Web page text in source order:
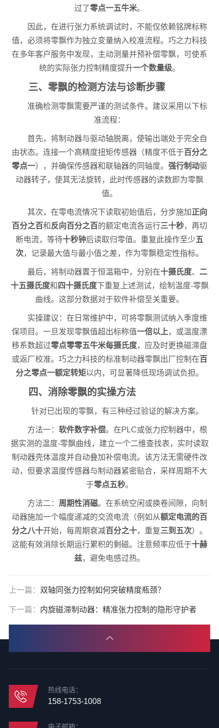
过了零点一五牛米。
因此，在进行张力系统调试时，不能仅依赖铭牌标称
值，必须将零飘作为独立变量纳入校准流程。巧之力科技
在多年客户服务中发现，主动测量并预补偿零飘，可使系
统的实际张力控制精度提升一个数量级。
三、零飘的检测方法与诊断步骤
准确检测零飘需要严谨的测试条件。建议采用以下标
准流程：
首先，将制动器与驱动轴脱离，使输出端处于完全自
由状态。连接一个高精度扭矩传感器（精度不低于百分之
零点一），并确保传感器和联轴器的同轴度。 强行制动驱
动器转子，使其无法旋转，此时传感器的读数即为零飘
值。
其次，在零电流情况下读取初始值后，分步施加正向
百分之百和反向百分之百的额定电流各运行三十秒，再切
断电流，等待十秒钟后读取归零值。重复此操作至少五
次，记录最大值与最小值之差，作为零飘稳定性指标。
最后，将制动器置于恒温箱中，分别在十摄氏度、 二
十五摄氏度和 四十摄氏度下重复上述测试，绘制温度-零飘
曲线。这部分数据对于软件补偿至关重要。
实操建议：在日常维护中，可将零飘测试纳入季度维
保项目。一旦发现零飘值超出标称值一倍以上 ，或温度漂
移系数超过零点零零五牛米每摄氏度，应及时更换磁滞盘
或返厂校准。巧之力科技的标准制动器零飘出厂控制在百
分之零点一额定转矩以内，可显著降低现场调试负担。
四、消除零飘的实操方法
针对已出现的零飘，有三种经过验证的解决方案。
方法一： 软件数字补偿。在PLC或张力控制器中，根
据实测的温度-零飘曲线，建立一个二维查找表，实时读取
制动器壳体温度并自动叠加补偿电流。该方法无需硬件改
动，但要求温度传感器与制动器紧密贴合，采样周期不大
于零点五秒。
方法二： 周期性消磁。在系统空闲或换卷间隙，向制
动器施加一个幅度递减的交流电流（例如从额定电流的百
分之八十开始，每周期衰减百分之十，重复三到五次）。
这能有效消除长期运行累积的剩磁。注意频率应低于十赫
兹，避免电感过热。
上一篇： 双轴同张力控制如何突破精度瓶颈？
下一篇： 内旋磁滞制动器：精准张力控制的隐形守护者
热线电话：
158-1753-1008